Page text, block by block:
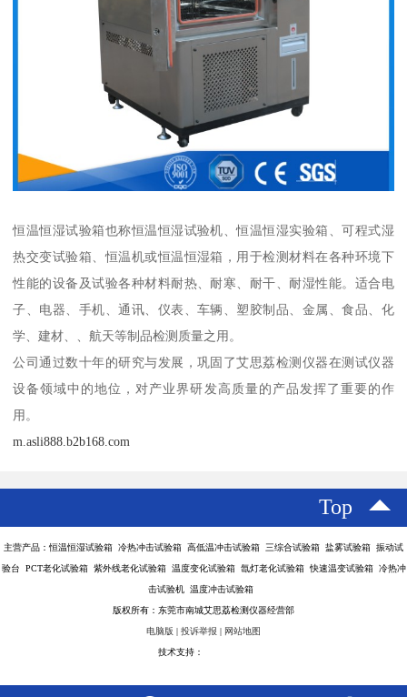
恒温恒湿试验箱也称恒温恒湿试验机、恒温恒湿实验箱、可程式湿
热交变试验箱、恒温机或恒温恒湿箱，用于检测材料在各种环境下
性能的设备及试验各种材料耐热、耐寒、耐干、耐湿性能。适合电
子、电器、手机、通讯、仪表、车辆、塑胶制品、金属、食品、化
学、建材、、航天等制品检测质量之用。
公司通过数十年的研究与发展，巩固了艾思荔检测仪器在测试仪器
设备领域中的地位，对产业界研发高质量的产品发挥了重要的作
用。
m.asli888.b2b168.com
Top
主营产品：恒温恒湿试验箱 冷热冲击试验箱 高低温冲击试验箱 三综合试验箱 盐雾试验箱 振动试
验台 PCT老化试验箱 紫外线老化试验箱 温度变化试验箱 氙灯老化试验箱 快速温变试验箱 冷热冲
击试验机 温度冲击试验箱
版权所有：东莞市南城艾思荔检测仪器经营部
电脑版 | 投诉举报 | 网站地图
技术支持：